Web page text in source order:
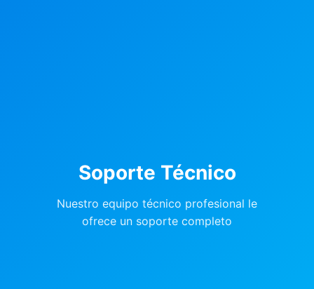
Soporte Técnico
Nuestro equipo técnico profesional le
ofrece un soporte completo